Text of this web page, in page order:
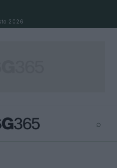
2026
⌕